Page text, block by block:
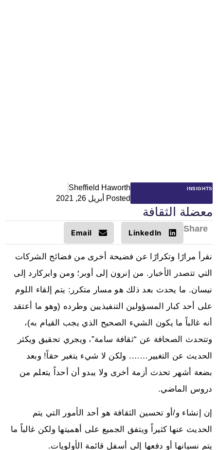
Sheffield Haworth
Posted
أبريل 26, 2021
INSIGHTS
معضلة الثقافة
Share
LinkedIn
Email
نقرأ مرارًا وتكرارًا عن فضيحة أخرى من فضائح الشركات
التي تتصدر الأخبار. من إنرون إلى أوبر؛ ومن وايركارد إلى
نيسان. ما يحدث بعد ذلك هو مسار متكرر: يتم إلقاء اللوم
على أحد كبار المسؤولين التنفيذيين وطرده (وهو ما أعتقد
أنه غالباً ما يكون الشيء الصحيح الذي يجب القيام به)،
وتتحدث الصحافة عن “ثقافة سامة”، ويجري تحقيق ويكثر
الحديث عن التغيير……. ولكن لا شيء يتغير حقاً! وبعد
بضعة أشهر تحدث أزمة أخرى ولا يبدو أن أحداً يتعلم من
دروس الماضي.
إن إنشاء و/أو تحسين الثقافة هو أحد الأمور التي يتم
الحديث عنها كثيراً ويتفق الجميع على أهميتها ولكن غالباً ما
يتم نسيانها أو دفعها إلى أسفل قائمة الأولويات.